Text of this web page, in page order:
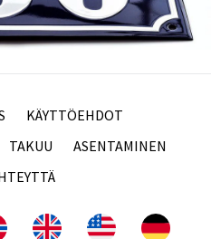
KÄYTTÖEHDOT
TAKUU
ASENTAMINEN